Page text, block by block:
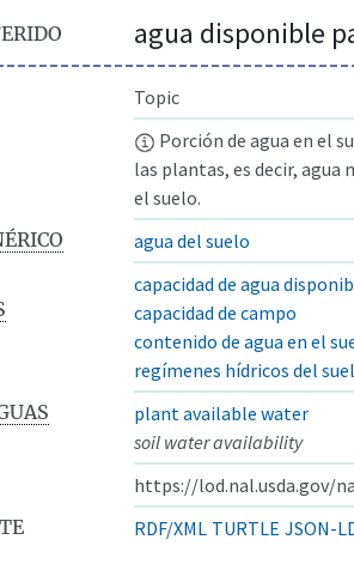
agua disponible
Topic
Porción de agua en el
las plantas, es decir, agua
el suelo.
agua del suelo
capacidad de agua
capacidad de campo
contenido de agua en el
regímenes hídricos del
plant available water
soil water availability
https://lod.nal.usda.gov/
RDF/XML TURTLE JSON-